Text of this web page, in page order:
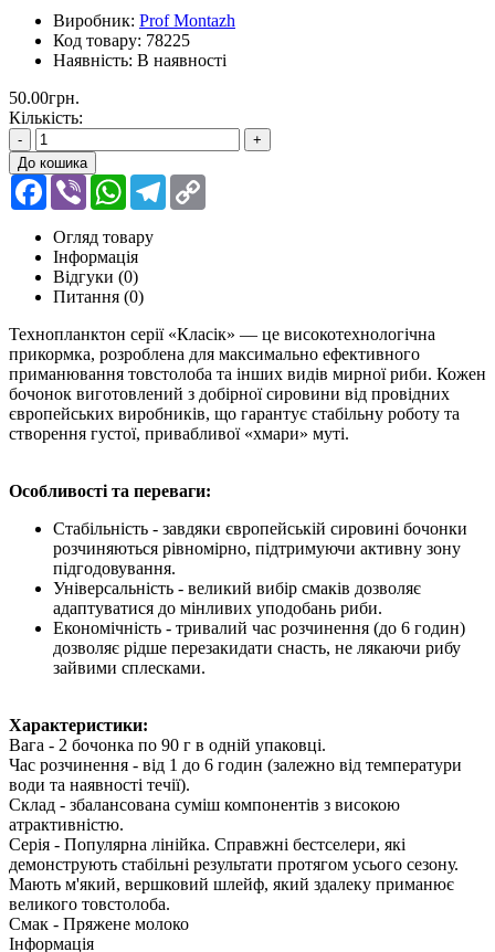
Виробник: Prof Montazh
Код товару: 78225
Наявність: В наявності
50.00грн.
Кількість:
-
+
До кошика
Facebook
Viber WhatsApp
Telegram
Огляд товару
Інформація
Відгуки (0)
Питання (0)
Технопланктон серії «Класік» — це високотехнологічна
прикормка, розроблена для максимально ефективного
приманювання товстолоба та інших видів мирної риби. Кожен
бочонок виготовлений з добірної сировини від провідних
європейських виробників, що гарантує стабільну роботу та
створення густої, привабливої «хмари» муті.
Особливості та переваги:
Стабільність - завдяки європейській сировині бочонки
розчиняються рівномірно, підтримуючи активну зону
підгодовування.
Універсальність - великий вибір смаків дозволяє
адаптуватися до мінливих уподобань риби.
Економічність - тривалий час розчинення (до 6 годин)
дозволяє рідше перезакидати снасть, не лякаючи рибу
зайвими сплесками.
Характеристики:
Вага - 2 бочонка по 90 г в одній упаковці.
Час розчинення - від 1 до 6 годин (залежно від температури
води та наявності течії).
Склад - збалансована суміш компонентів з високою
атрактивністю.
Серія - Популярна лінійка. Справжні бестселери, які
демонструють стабільні результати протягом усього сезону.
Мають м'який, вершковий шлейф, який здалеку приманює
великого товстолоба.
Смак - Пряжене молоко
Інформація